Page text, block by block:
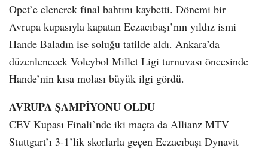
Opet’e elenerek final bahtını kaybetti. Dönemi bir
Avrupa kupasıyla kapatan Eczacıbaşı’nın yıldız ismi
Hande Baladın ise soluğu tatilde aldı. Ankara’da
düzenlenecek Voleybol Millet Ligi turnuvası öncesinde
Hande’nin kısa molası büyük ilgi gördü.
AVRUPA ŞAMPİYONU OLDU
CEV Kupası Finali’nde iki maçta da Allianz MTV
Stuttgart’ı 3-1’lik skorlarla geçen Eczacıbaşı Dynavit